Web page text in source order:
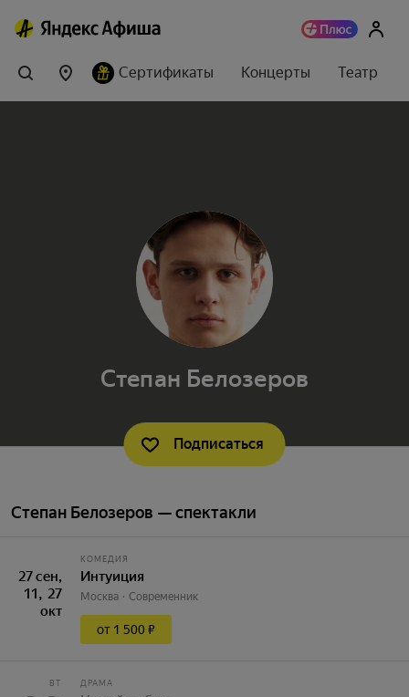
Сертификаты Концерты Театр
Степан Белозеров
Подписаться
Степан Белозеров — спектакли
27 сен,
11, 27
окт
КОМЕДИЯ
Интуиция
Москва Современник
от 1 500 ₽
ВТ ДРАМА